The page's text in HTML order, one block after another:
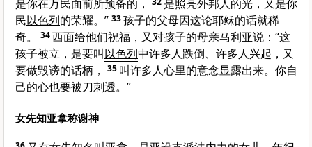
是你在万民面前所预备的，
是照亮外邦人的光，又是你
民以色列的荣耀。” 33孩子的父母因这论耶稣的话就稀
奇。
34西面给他们祝福，又对孩子的母亲马利亚说：“这
孩子被立，是要叫以色列中许多人跌倒、许多人兴起，又
要做毁谤的话柄，
35 叫许多人心里的意念显露出来。你自
己的心也要被刀刺透。”
女先知亚拿称谢神